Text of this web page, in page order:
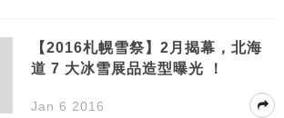
【2016札幌雪祭】2月揭幕，北海
道 7 大冰雪展品造型曝光 ！
Jan 6 2016